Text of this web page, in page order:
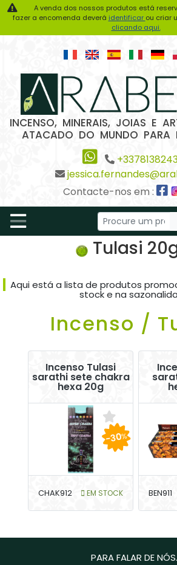
A venda dos nossos produtos está
fazer a encomenda deverá identificar ou criar
clicando aqui.
INCENSO, MINERAIS, JOIAS E
ATACADO DO MUNDO PARA
Contacte-nos em :
Tulasi
Aqui está a lista de produtos
stock e na
Incenso /
Incenso Tulasi
sarathi sete chakra
hexa 20g
CHAK912 EM STOCK
-30%
BEN911
PARA FALAR DE